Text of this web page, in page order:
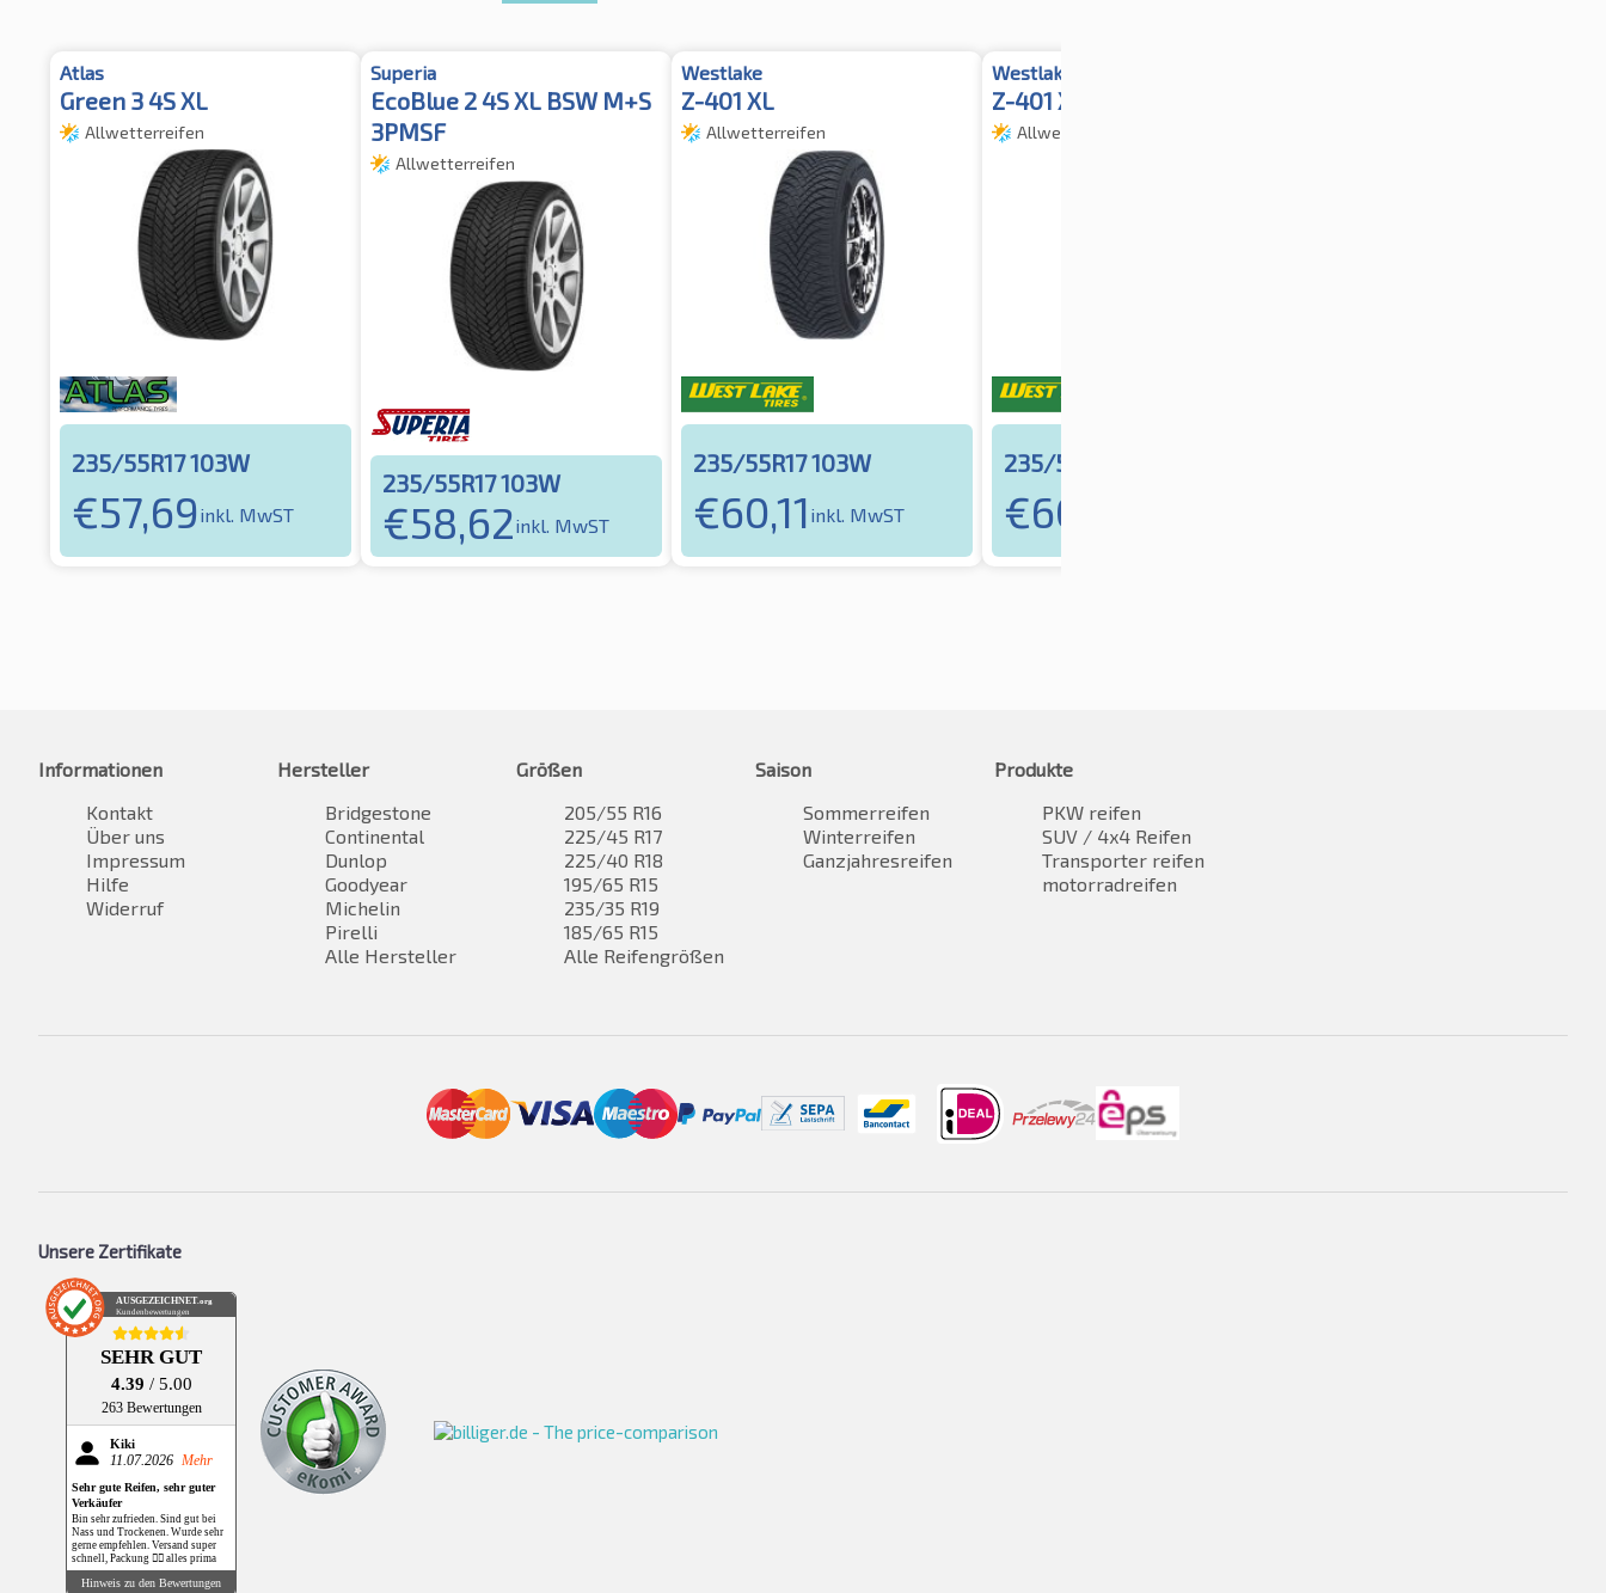
Atlas
Green 3 4S XL
Allwetterreifen
235/55R17 103W
€57,69inkl. MwST
Superia
EcoBlue 2 4S XL BSW M+S
3PMSF
Allwetterreifen
235/55R17 103W
€58,62inkl. MwST
Westlake
Z-401 XL
Allwetterreifen
235/55R17 103W
€60,11 inkl. MwST
Westlake
Z-401 XL
Allwetterreifen
235/55R17 103W
€60,11
Informationen
Kontakt
Über uns
Impressum
Hilfe
Widerruf
Hersteller
Bridgestone
Continental
Dunlop
Goodyear
Michelin
Pirelli
Alle Hersteller
Größen
205/55 R16
225/45 R17
225/40 R18
195/65 R15
235/35 R19
185/65 R15
Alle Reifengrößen
Saison
Sommerreifen
Winterreifen
Ganzjahresreifen
Produkte
PKW reifen
SUV / 4x4 Reifen
Transporter reifen
motorradreifen
Unsere Zertifikate
AUSGEZEICHNET.org
Kundenbewertungen
SEHR GUT
4.39 / 5.00
263 Bewertungen
Kiki
11.07.2026 Mehr
Sehr gute Reifen, sehr guter
Verkäufer
Bin sehr zufrieden. Sind gut bei
Nass und Trockenen. Wurde sehr
gerne empfehlen. Versand super
schnell, Packung 👌🏻 alles prima
Hinweis zu den Bewertungen